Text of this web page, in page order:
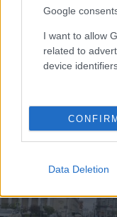
Google
I want to allow
related to
device
Data Deletion